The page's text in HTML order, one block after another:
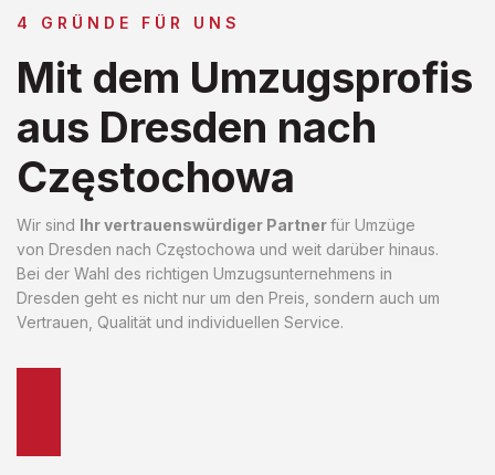
4 GRÜNDE FÜR UNS
Mit dem Umzugsprofis
aus Dresden nach
Częstochowa
Wir sind Ihr vertrauenswürdiger Partnerfür Umzüge
von Dresden nach Częstochowa und weit darüber hinaus.
Bei der Wahl des richtigen Umzugsunternehmens in
Dresden geht es nicht nur um den Preis, sondern auch um
Vertrauen, Qualität und individuellen Service.